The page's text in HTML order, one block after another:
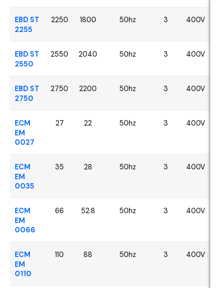
EBD ST
2255
2250 1800 50hz 3 400V
EBD ST
2550
2550 2040 50hz 3 400V
EBD ST
2750
2750 2200 50hz 3 400V
ECM
EM
0027
27 22 50hz 3 400V
ECM
EM
0035
35 28 50hz 3 400V
ECM
EM
0066
66 52.8 50hz 3 400V
ECM
EM
0110
110 88 50hz 3 400V